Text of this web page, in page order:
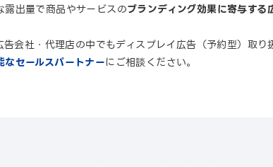
露出量で商品やサービスのブランディング効果に寄与する
会社・代理店の中でもディスプレイ広告（予約型）取り
なセールスパートナーにご相談ください。